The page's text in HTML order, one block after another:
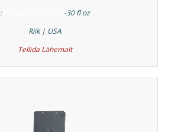
:KOSMEETIKUTELE -30 fl oz
Riik | USA
Tellida Lähemalt